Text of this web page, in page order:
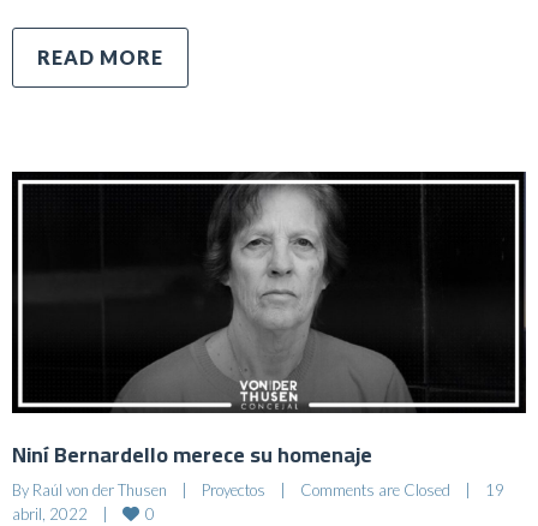
READ MORE
Niní Bernardello merece su homenaje
By Raúl von der Thusen Proyectos Comments are Closed
19
abril, 2022
0